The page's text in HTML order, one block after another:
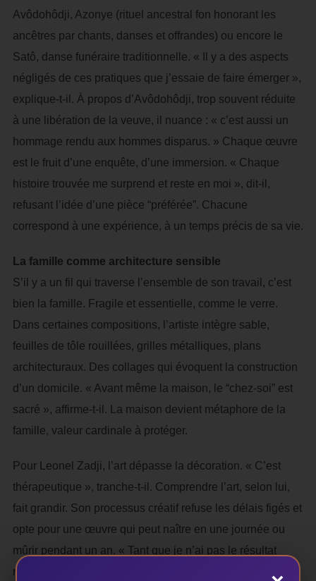
Avôdohôdji, Azonye (rituel ancestral fon honorant les
ancêtres par chants, danses et offrandes) ou encore le
Satô, danse funéraire traditionnelle. « Il y a des aspects
négligés de ces pratiques que j’essaie de faire émerger »,
explique-t-il. À propos d’Avôdohôdji, trop souvent réduite
à une libération de la veuve, il nuance : « c’est aussi un
hommage rendu aux hommes disparus. » Chaque œuvre
est le fruit d’une enquête, d’une immersion. « Chaque
histoire trouvée me surprend et reste en moi », dit-il,
refusant l’idée d’une pièce “préférée”. Chacune
correspond à une expérience, à un temps précis de sa vie.
La famille comme architecture sensible
S’il y a un fil qui traverse l’ensemble de son travail, c’est
bien la famille. Fragile et essentielle, comme le verre.
Dans certaines compositions, l’artiste intègre sable,
feuilles de tôle rouillées, grilles métalliques, plans
architecturaux. Des collages qui évoquent la construction
d’un domicile. « Avant même la maison, le “chez-soi” est
sacré », affirme-t-il. La maison devient métaphore de la
famille, valeur cardinale à protéger.
Pour Leonel Zadji, l’art dépasse la décoration. « C’est
thérapeutique », tranche-t-il. Comprendre l’art, selon lui,
fait grandir. Son processus créatif refuse les délais figés et
opte pour une œuvre qui peut naître en une journée ou
mûrir pendant un an. « Tant que je n’ai pas le résultat
recherché, elle reste en chantier. » Chaque année, il